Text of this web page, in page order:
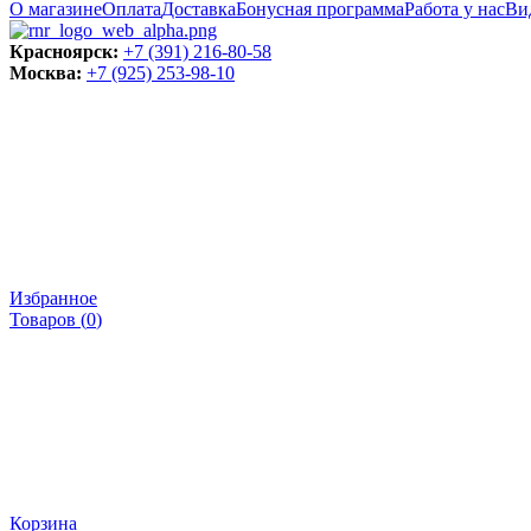
О магазинеОплатаДоставкаБонусная программаРабота у нас
Красноярск: +7 (391) 216-80-58
Москва: +7 (925) 253-98-10
Избранное
Товаров (0)
Корзина